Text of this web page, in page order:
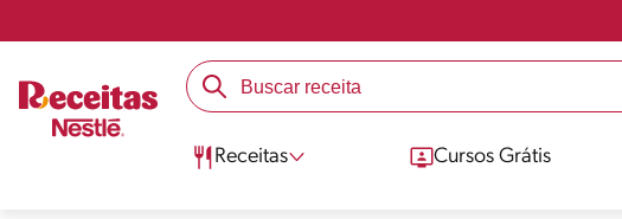
Receitas Cursos Grátis